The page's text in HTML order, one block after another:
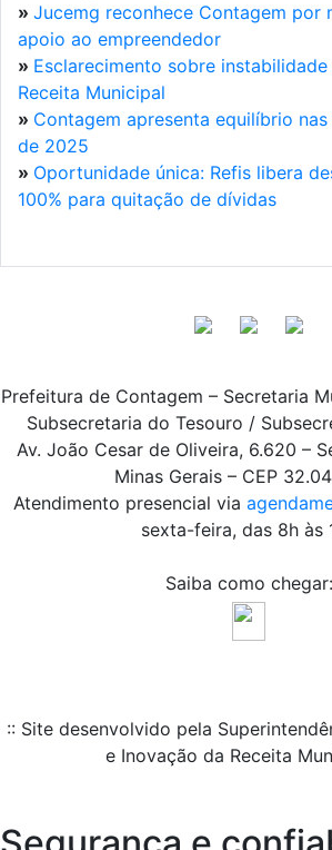
» Jucemg reconhece Contagem por
apoio ao empreendedor
» Esclarecimento sobre
Receita Municipal
» Contagem apresenta equilíbrio
de 2025
» Oportunidade única: Refis libera
100% para quitação de dívidas
Prefeitura de Contagem – Secretaria
Subsecretaria do Tesouro /
Av. João Cesar de Oliveira, 6.620 –
Minas Gerais – CEP
Atendimento presencial via
sexta-feira, das 8h às
Saiba como chegar:
:: Site desenvolvido pela
e Inovação da Receita